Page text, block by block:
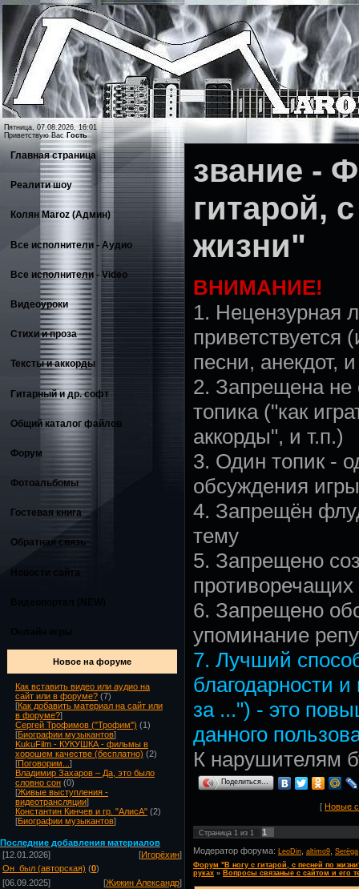
Пятница, 07.08.2026, 16:01
Приветствую Вас Гость
Главная страница
Реалити шоу
Колян Maroz (Админ)
Все исполнители - Аудио
Все исполнители - Video
Видеоуроки
Стихи и проза
Тексты и аккорды
Гитарный и др. софт
Общий каталог файлов
Форум
Фотоальбомы
Гостевая книга
Обратная связь
Новости сайта
Новое на форуме
Как вставить видео или аудио на
сайт или в форуме? (7)
[Как добавить материал на сайт или
в форуме?]
Сергей Трофимов ("Трофим") (1)
[Биографии музыкантов]
KukuFilm - КУКУШКА - фильмы в
хорошем качестве (бесплатно) (2)
[Поговорим... ]
Владимир Захаров – Да, это было
словно сон (0)
[Живые выступления -
видеотрансляции]
Константин Кинчев и гр. "АлисА" (2)
[Биографии музыкантов]
Последние добавления материалов
[12.01.2026]
[Игорёхин]
Он_был (авторская) (0)
[06.09.2025]
[Жижин Александр]
звание -
гитарой,
жизни"
ВНИМАНИЕ!
1. Нецензурная
приветствуется
песни, анекдот,
2. Запрещена не
топика ("как
аккорды", и т.п.)
3. Один топик -
обсуждения
4. Запрещён
тему
5. Запрещено
6. Запрещено
упоминание
7. Лучший
благодарности
за ...") - это
данного
К нарушителям
Поделиться…
[ Новые
Страница 1 из 1
1
Модератор форума:
LeoDin altimo9 Serёga
Форум "В ногу с гитарой, с песней по
руках » Вопросы связаные с сайтом и его